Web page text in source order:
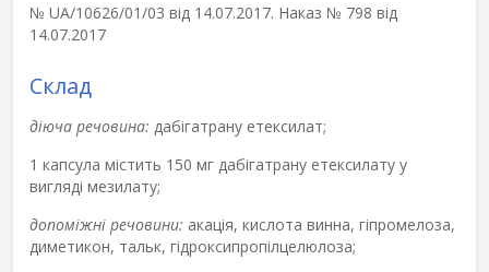
№ UA/10626/01/03 від 14.07.2017. Наказ № 798 від
14.07.2017
Склад
діюча речовина: дабігатрану етексилат;
1 капсула містить 150 мг дабігатрану етексилату у
вигляді мезилату;
допоміжні речовини: акація, кислота винна, гіпромелоза,
диметикон, тальк, гідроксипропілцелюлоза;